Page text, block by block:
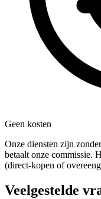
Geen kosten
Onze diensten zijn
betaalt onze commissie.
(direct-kopen of
Veelgestelde